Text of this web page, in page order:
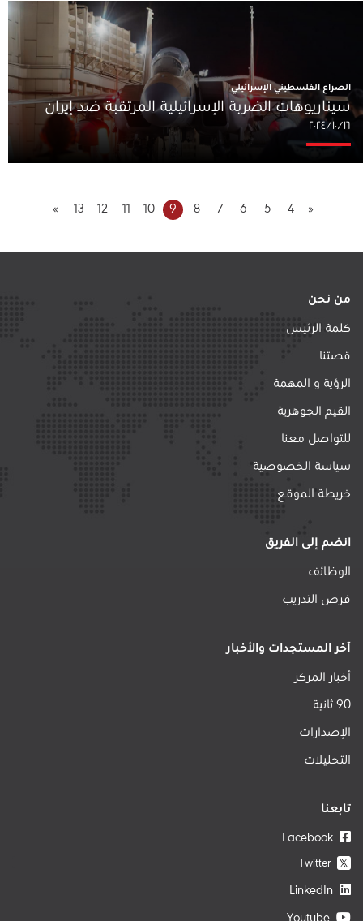
الصراع الفلسطيني الإسرائيلي
سيناريوهات الضربة الإسرائيلية المرتقبة ضد إيران
١٦‏/١٠‏/٢٠٢٤
«
4
5
6
7
8
9
10
11
12
13
»
من نحن
كلمة الرئيس
قصتنا
الرؤية و المهمة
القيم الجوهرية
للتواصل معنا
سياسة الخصوصية
خريطة الموقع
انضم إلى الفريق
الوظائف
فرص التدريب
آخر المستجدات والأخبار
أخبار المركز
90 ثانية
الإصدارات
التحليلات
تابعنا
𝕏
Twitter